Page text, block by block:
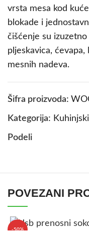
vrsta mesa kod
blokade i
čišćenje su
pljeskavica,
mesnih nadeva.
Šifra proizvoda:
Kategorija:
Podeli
POVEZANI
-50%